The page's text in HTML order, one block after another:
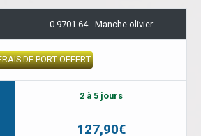
0.9701.64 - Manche olivier
DE PORT OFFERT
2 à 5 jours
127,90€